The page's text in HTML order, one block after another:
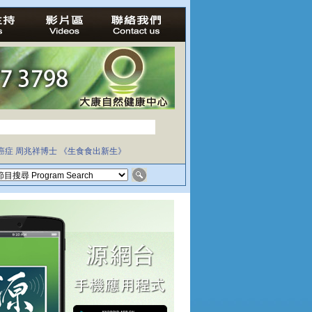
症 周兆祥博士 《生食食出新生》